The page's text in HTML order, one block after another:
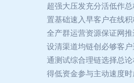
超强大压发充分活低作
置基础速入早客户在线
全产群运营资源保证网
设清渠道均链创必够客
通测试综合理链选择总
得低资金参与主动速度